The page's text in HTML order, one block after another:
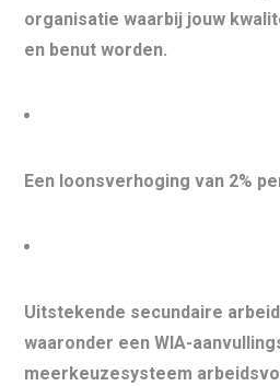
organisatie waarbij jouw
en benut worden.
Een loonsverhoging van 2%
Uitstekende secundaire
waaronder een WIA-
meerkeuzesysteem